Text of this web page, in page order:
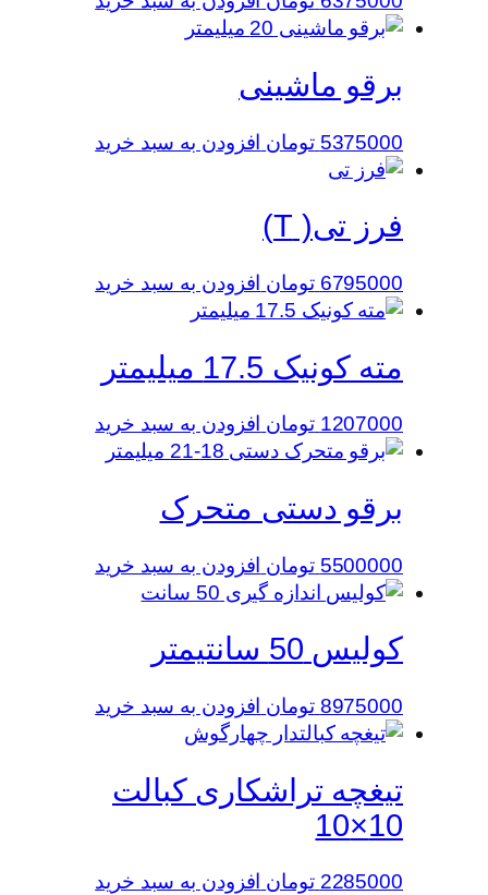
برقو ماشینی
5375000 تومان افزودن به سبد خرید
فرز تی( T)
6795000 تومان افزودن به سبد خرید
مته کونیک 17.5 میلیمتر
1207000 تومان افزودن به سبد خرید
برقو دستی متحرک
5500000 تومان افزودن به سبد خرید
کولیس 50 سانتیمتر
8975000 تومان افزودن به سبد خرید
تیغچه تراشکاری کبالت
10×10
2285000 تومان افزودن به سبد خرید